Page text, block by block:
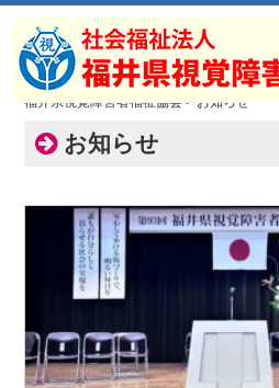
福井県視覚障害者福祉協会>お知らせ
お知らせ